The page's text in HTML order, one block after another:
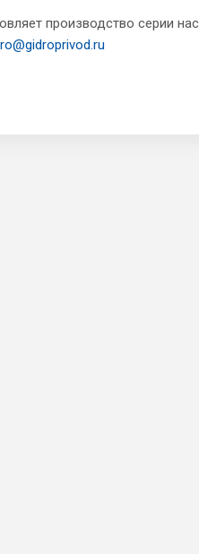
производство серии